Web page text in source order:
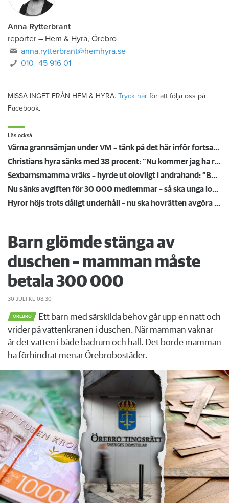
Anna Rytterbrant
reporter – Hem & Hyra, Örebro
anna.rytterbrant@hemhyra.se
010- 45 916 01
MISSA INGET FRÅN HEM & HYRA. Tryck här för att följa oss på
Facebook.
Läs också
Värna grannsämjan under VM – tänk på det här inför fortsatta nattmatcher
Christians hyra sänks med 38 procent: ”Nu kommer jag ha råd att ta körkort”
Sexbarnsmamma vräks – hyrde ut olovligt i andrahand: ”Borde tas större hänsyn till barnen”
Nu sänks avgiften för 30 000 medlemmar – så ska unga lockas till Hyresgästföreningen
Hyror höjs trots dåligt underhåll – nu ska hovrätten avgöra oklart rättsläge
Barn glömde stänga av
duschen – mamman måste
betala 300 000
30 JULI KL 08:30
ÖREBRO
Ett barn med särskilda behov går upp en natt och
vrider på vattenkranen i duschen. När mamman vaknar
är det vatten i både badrum och hall. Det borde mamman
ha förhindrat menar Örebrobostäder.